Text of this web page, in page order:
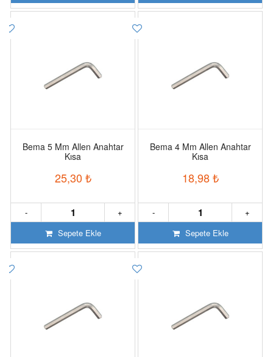
Bema 5 Mm Allen Anahtar
Kısa
25,30 ₺
+
-
Sepete Ekle
Bema 4 Mm Allen Anahtar
Kısa
18,98₺
+
-
Sepete Ekle